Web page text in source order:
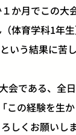
か月でこの大
体育学科1年
いう結果に
会である、全
の経験を生
しくお願いしま